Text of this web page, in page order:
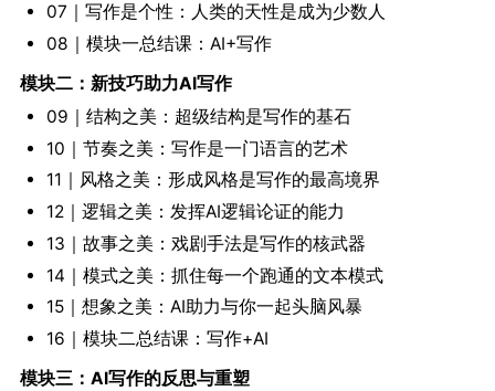
07｜写作是个性：人类的天性是成为少数人
08｜模块一总结课：AI+写作
模块二：新技巧助力AI写作
09｜结构之美：超级结构是写作的基石
10｜节奏之美：写作是一门语言的艺术
11｜风格之美：形成风格是写作的最高境界
12｜逻辑之美：发挥AI逻辑论证的能力
13｜故事之美：戏剧手法是写作的核武器
14｜模式之美：抓住每一个跑通的文本模式
15｜想象之美：AI助力与你一起头脑风暴
16｜模块二总结课：写作+AI
模块三：AI写作的反思与重塑